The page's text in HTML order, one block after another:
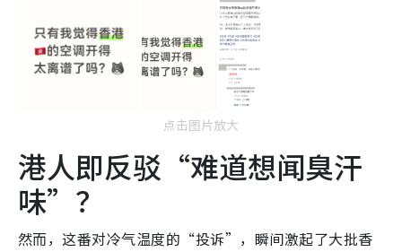
点击图片放大
港人即反驳“难道想闻臭汗
味”？
然而，这番对冷气温度的“投诉”，瞬间激起了大批香